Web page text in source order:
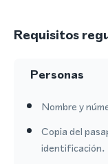
Requisitos
Personas
Nombre y
Copia del
identificación.